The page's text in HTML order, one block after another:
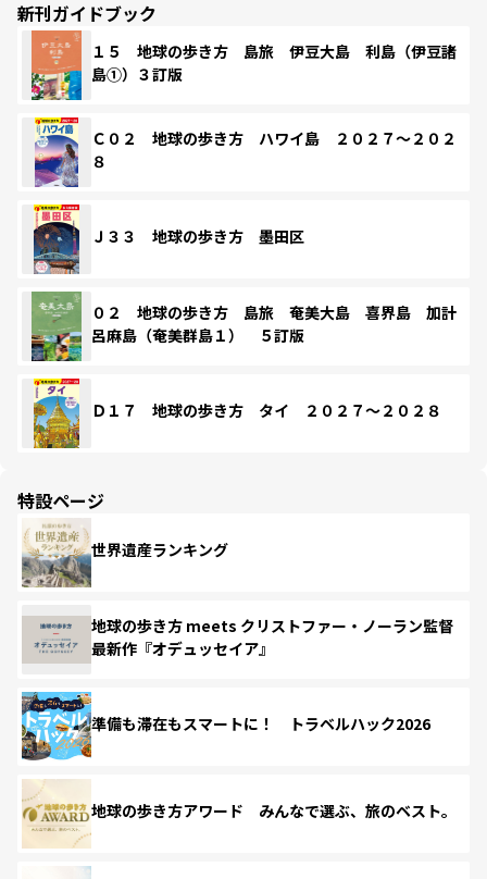
新刊ガイドブック
１５ 地球の歩き方 島旅 伊豆大島 利島（伊豆諸
島①）３訂版
Ｃ０２ 地球の歩き方 ハワイ島 ２０２７～２０２
８
Ｊ３３ 地球の歩き方 墨田区
０２ 地球の歩き方 島旅 奄美大島 喜界島 加計
呂麻島（奄美群島１） ５訂版
Ｄ１７ 地球の歩き方 タイ ２０２７～２０２８
特設ページ
世界遺産ランキング
地球の歩き方 meets クリストファー・ノーラン監督
最新作『オデュッセイア』
準備も滞在もスマートに！ トラベルハック2026
地球の歩き方アワード みんなで選ぶ、旅のベスト。